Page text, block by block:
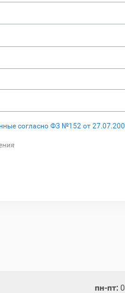
согласно ФЗ №152 от
пн-пт: